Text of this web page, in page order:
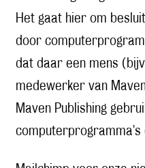
Het gaat hier om
door
dat daar een mens
medewerker van
Maven Publishing
computerprogramma's